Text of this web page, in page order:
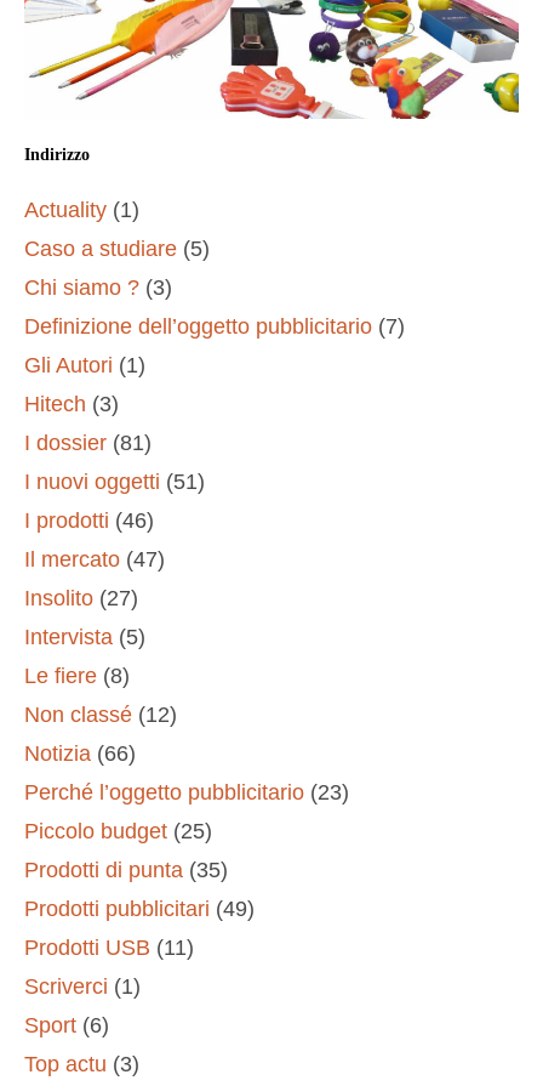
Indirizzo
Actuality (1)
Caso a studiare (5)
Chi siamo ? (3)
Definizione dell’oggetto pubblicitario (7)
Gli Autori (1)
Hitech (3)
I dossier (81)
I nuovi oggetti (51)
I prodotti (46)
Il mercato (47)
Insolito (27)
Intervista (5)
Le fiere (8)
Non classé (12)
Notizia (66)
Perché l’oggetto pubblicitario (23)
Piccolo budget (25)
Prodotti di punta (35)
Prodotti pubblicitari (49)
Prodotti USB (11)
Scriverci (1)
Sport (6)
Top actu (3)